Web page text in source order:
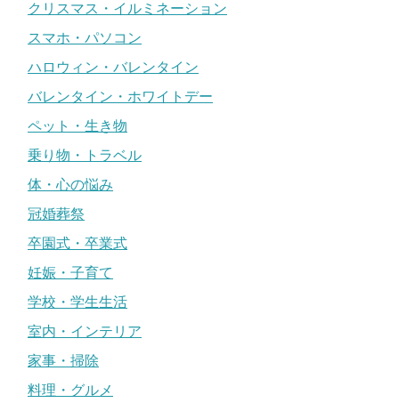
クリスマス・イルミネーション
スマホ・パソコン
ハロウィン・バレンタイン
バレンタイン・ホワイトデー
ペット・生き物
乗り物・トラベル
体・心の悩み
冠婚葬祭
卒園式・卒業式
妊娠・子育て
学校・学生生活
室内・インテリア
家事・掃除
料理・グルメ